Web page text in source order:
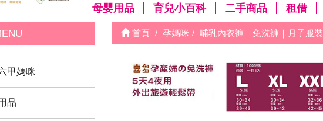
母嬰用品 育兒小百科 二手商品 租借
甲媽咪
品
首頁 孕媽咪 哺乳內衣褲｜免洗褲｜月子服裝